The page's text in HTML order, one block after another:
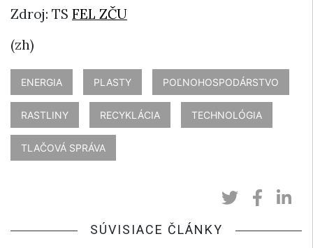
Zdroj: TS FEL ZČU
(zh)
ENERGIA PLASTY POĽNOHOSPODÁRSTVO
RASTLINY RECYKLÁCIA TECHNOLÓGIA
TLAČOVÁ SPRÁVA
SÚVISIACE ČLÁNKY